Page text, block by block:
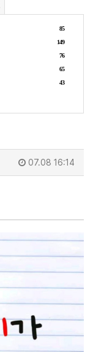
85
149
76
65
43
07.08 16:14